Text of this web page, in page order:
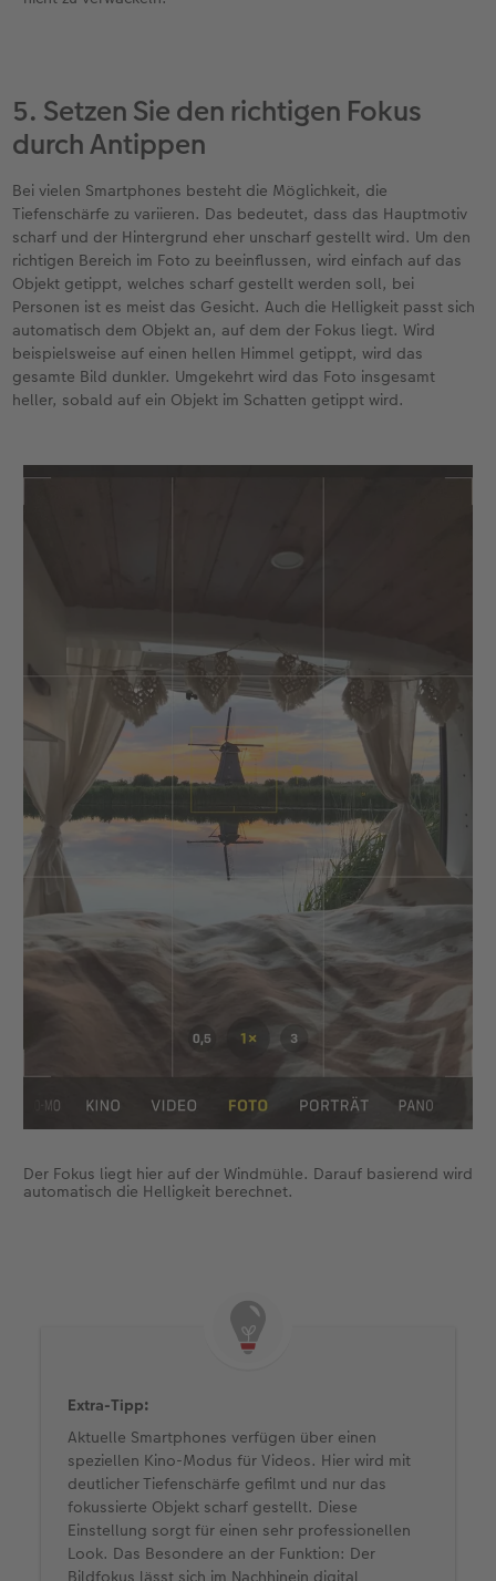
5. Setzen Sie den richtigen Fokus
durch Antippen
Bei vielen Smartphones besteht die Möglichkeit, die
Tiefenschärfe zu variieren. Das bedeutet, dass das Hauptmotiv
scharf und der Hintergrund eher unscharf gestellt wird. Um den
richtigen Bereich im Foto zu beeinflussen, wird einfach auf das
Objekt getippt, welches scharf gestellt werden soll, bei
Personen ist es meist das Gesicht. Auch die Helligkeit passt sich
automatisch dem Objekt an, auf dem der Fokus liegt. Wird
beispielsweise auf einen hellen Himmel getippt, wird das
gesamte Bild dunkler. Umgekehrt wird das Foto insgesamt
heller, sobald auf ein Objekt im Schatten getippt wird.
Der Fokus liegt hier auf der Windmühle. Darauf basierend wird
automatisch die Helligkeit berechnet.
Extra-Tipp:
Aktuelle Smartphones verfügen über einen
speziellen Kino-Modus für Videos. Hier wird mit
deutlicher Tiefenschärfe gefilmt und nur das
fokussierte Objekt scharf gestellt. Diese
Einstellung sorgt für einen sehr professionellen
Look. Das Besondere an der Funktion: Der